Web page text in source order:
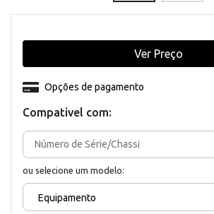
Compativel com:
ou selecione um modelo:
Equipamento
Opções de pagamento
Ver Preço